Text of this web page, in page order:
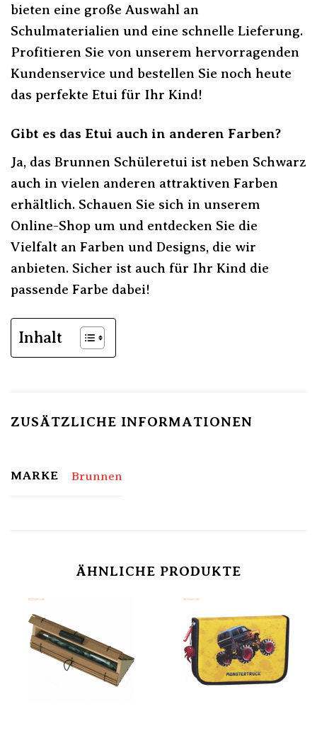
bieten eine große Auswahl an
Schulmaterialien und eine schnelle Lieferung.
Profitieren Sie von unserem hervorragenden
Kundenservice und bestellen Sie noch heute
das perfekte Etui für Ihr Kind!
Gibt es das Etui auch in anderen Farben?
Ja, das Brunnen Schüleretui ist neben Schwarz
auch in vielen anderen attraktiven Farben
erhältlich. Schauen Sie sich in unserem
Online-Shop um und entdecken Sie die
Vielfalt an Farben und Designs, die wir
anbieten. Sicher ist auch für Ihr Kind die
passende Farbe dabei!
Inhalt
ZUSÄTZLICHE INFORMATIONEN
MARKE Brunnen
ÄHNLICHE PRODUKTE